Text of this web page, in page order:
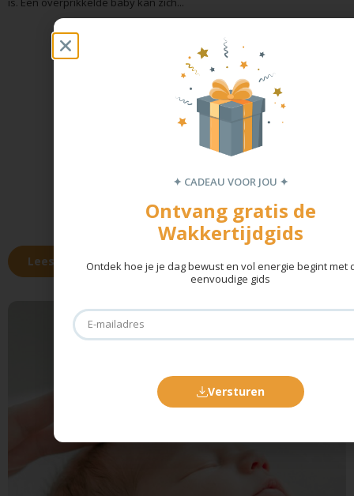
Lees verder →
✦ CADEAU VOOR JOU ✦
Ontvang gratis de
Wakkertijdgids
Ontdek hoe je je dag bewust en vol energie begint met
eenvoudige gids
Versturen